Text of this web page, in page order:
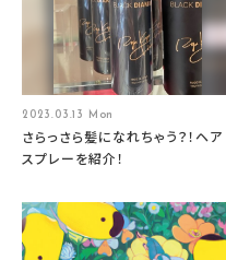
2023.03.13 Mon
さらっさら髪になれちゃう？！ヘア
スプレーを紹介！